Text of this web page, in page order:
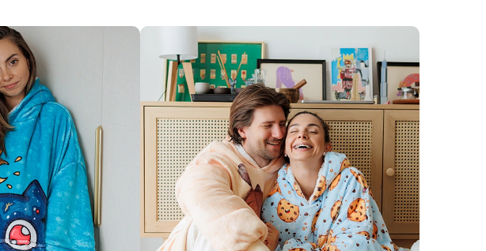
Zalecamy pranie ręczne w zimnej wodzie. Dzięki temu
Twoja kocobluza pozostanie miękka, przyjemna w dotyku i
wygodna przez długi czas! :)